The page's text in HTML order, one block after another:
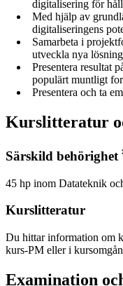
digitalisering för
Med hjälp av
digitaliseringens
Samarbeta i
utveckla nya
Presentera resultat
populärt muntligt
Presentera och ta
Kurslitteratur
Särskild behörighet
45 hp inom Datateknik
Kurslitteratur
Du hittar information om
kurs-PM eller i
Examination